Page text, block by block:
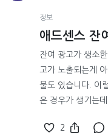
정보
애드센스 잔
잔여 광고가 생소
고가 노출되는게
물도 있습니다. 이
은 경우가 생기는데
2